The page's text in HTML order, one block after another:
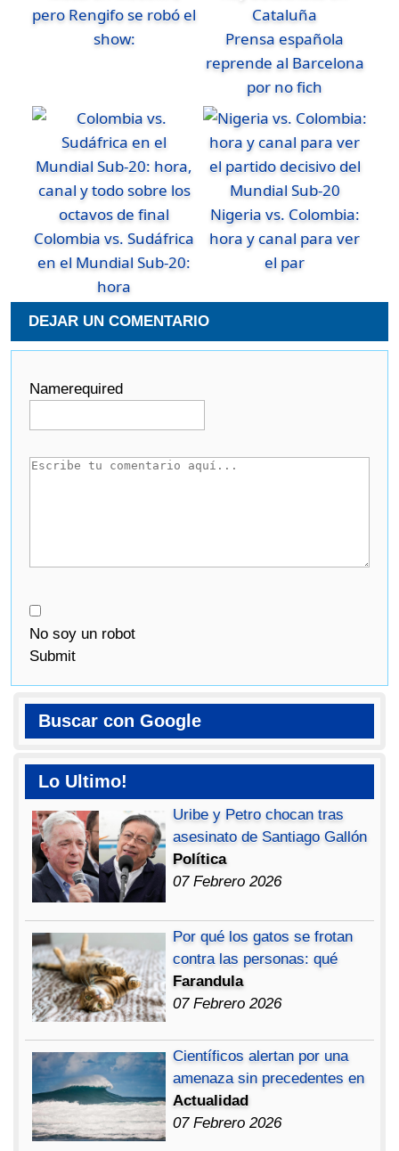
pero Rengifo se robó el
show:
Prensa española
reprende al Barcelona
por no fich
Colombia vs. Sudáfrica
en el Mundial Sub-20:
hora
Nigeria vs. Colombia:
hora y canal para ver
el par
DEJAR UN COMENTARIO
Namerequired
No soy un robot
Submit
Buscar con Google
Lo Ultimo!
Uribe y Petro chocan tras
asesinato de Santiago Gallón
Política
07 Febrero 2026
Por qué los gatos se frotan
contra las personas: qué
Farandula
07 Febrero 2026
Científicos alertan por una
amenaza sin precedentes en
Actualidad
07 Febrero 2026